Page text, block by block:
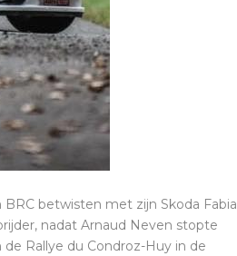
betwisten met zijn Skoda Fabia
nadat Arnaud Neven stopte
Rallye du Condroz-Huy in de